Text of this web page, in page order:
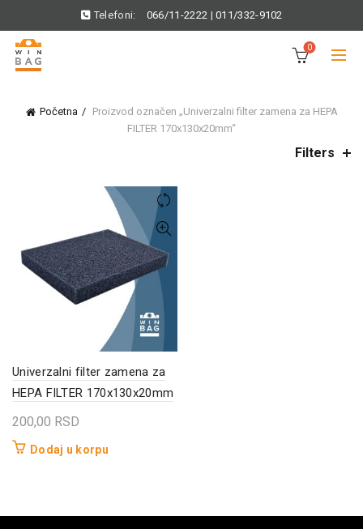
Telefoni: 066/11-2222 |011/332-9102
0
Početna
Proizvod označen „Univerzalni filter zamena za HEPA
FILTER 170x130x20mm“
Filters
Univerzalni filter zamena za
HEPA FILTER 170x130x20mm
200,00 RSD
Dodaj u korpu